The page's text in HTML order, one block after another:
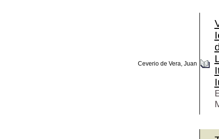
Ceverio de Vera, Juan